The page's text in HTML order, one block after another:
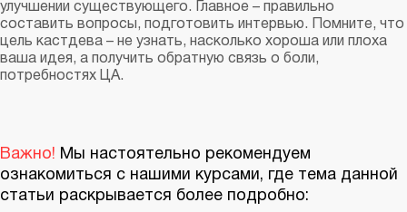
улучшении существующего. Главное – правильно
составить вопросы, подготовить интервью. Помните, что
цель кастдева – не узнать, насколько хороша или плоха
ваша идея, а получить обратную связь о боли,
потребностях ЦА.
Важно! Мы настоятельно рекомендуем
ознакомиться с нашими курсами, где тема данной
статьи раскрывается более подробно: